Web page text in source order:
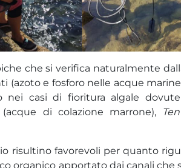
che si verifica naturalmente
e fosforo nelle acque
nei casi di fioritura algale
di colazione marrone),
favorevoli per quanto
organico apportato dai canali